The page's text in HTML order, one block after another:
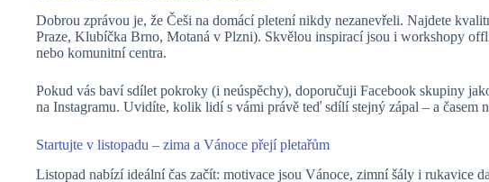
Dobrou zprávou je, že Češi na domácí pletení nikdy nezanevřeli. Najdete
Praze, Klubíčka Brno, Motaná v Plzni). Skvělou inspirací jsou i workshopy
nebo komunitní centra.
Pokud vás baví sdílet pokroky (i neúspěchy), doporučuji Facebook skupiny
na Instagramu. Uvidíte, kolik lidí s vámi právě teď sdílí stejný zápal – a časem
Startujte v listopadu – zima a Vánoce přejí pletařům
Listopad nabízí ideální čas začít: motivace jsou Vánoce, zimní šály i rukavice